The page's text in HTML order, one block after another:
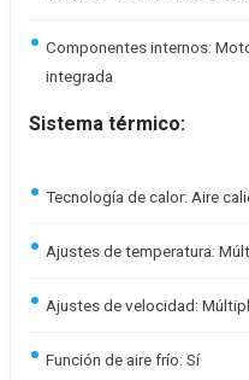
Componentes internos:
integrada
Sistema térmico:
Tecnología de calor: Aire
Ajustes de temperatura:
Ajustes de velocidad:
Función de aire frío: Sí